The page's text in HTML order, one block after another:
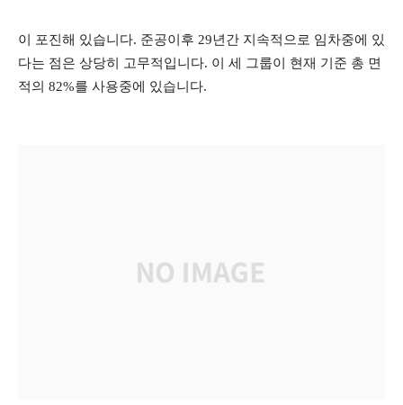
이 포진해 있습니다. 준공이후 29년간 지속적으로 임차중에 있
다는 점은 상당히 고무적입니다. 이 세 그룹이 현재 기준 총 면
적의 82%를 사용중에 있습니다.